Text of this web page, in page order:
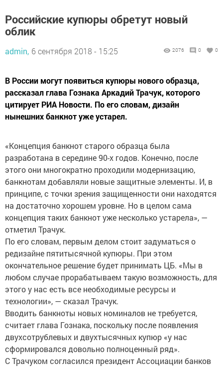
Российские купюры обретут новый
облик
admin, 6 сентября 2018 - 15:25 2076 0 0
В России могут появиться купюры нового образца,
рассказал глава Гознака Аркадий Трачук, которого
цитирует РИА Новости. По его словам, дизайн
нынешних банкнот уже устарел.
«Концепция банкнот старого образца была
разработана в середине 90-х годов. Конечно, после
этого они многократно проходили модернизацию,
банкнотам добавляли новые защитные элементы. И, в
принципе, с точки зрения защищенности они находятся
на достаточно хорошем уровне. Но в целом сама
концепция таких банкнот уже несколько устарела», —
отметил Трачук.
По его словам, первым делом стоит задуматься о
редизайне пятитысячной купюры. При этом
окончательное решение будет принимать ЦБ. «Мы в
любом случае прорабатываем такую возможность, для
этого у нас есть все необходимые ресурсы и
технологии», — сказал Трачук.
Вводить банкноты новых номиналов не требуется,
считает глава Гознака, поскольку после появления
двухсотрублевых и двухтысячных купюр «у нас
сформировался довольно полноценный ряд».
С Трачуком согласился президент Ассоциации банков